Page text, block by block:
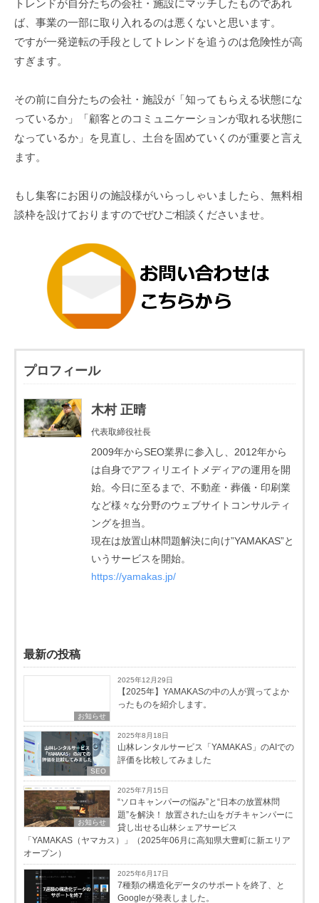
トレンドが自分たちの会社・施設にマッチしたものであれ
ば、事業の一部に取り入れるのは悪くないと思います。
ですが一発逆転の手段としてトレンドを追うのは危険性が高
すぎます。
その前に自分たちの会社・施設が「知ってもらえる状態にな
っているか」「顧客とのコミュニケーションが取れる状態に
なっているか」を見直し、土台を固めていくのが重要と言え
ます。
もし集客にお困りの施設様がいらっしゃいましたら、無料相
談枠を設けておりますのでぜひご相談くださいませ。
プロフィール
木村 正晴
代表取締役社長
2009年からSEO業界に参入し、2012年から
は自身でアフィリエイトメディアの運用を開
始。今日に至るまで、不動産・葬儀・印刷業
など様々な分野のウェブサイトコンサルティ
ングを担当。
現在は放置山林問題解決に向け”YAMAKAS”と
いうサービスを開始。
https://yamakas.jp/
最新の投稿
お知らせ
2025年12月29日
【2025年】YAMAKASの中の人が買ってよか
ったものを紹介します。
SEO
2025年8月18日
山林レンタルサービス「YAMAKAS」のAIでの
評価を比較してみました
お知らせ
2025年7月15日
“ソロキャンパーの悩み”と“日本の放置林問
題”を解決！ 放置された山をガチキャンパーに
貸し出せる山林シェアサービス
「YAMAKAS（ヤマカス）」（2025年06月に高知県大豊町に新エリア
オープン）
2025年6月17日
7種類の構造化データのサポートを終了、と
Googleが発表しました。